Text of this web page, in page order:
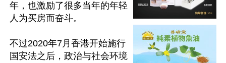
年，也激励了很多当年的年轻
人为买房而奋斗。
不过2020年7月香港开始施行
国安法之后，政治与社会环境